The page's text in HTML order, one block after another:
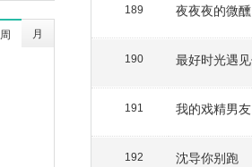
周 月
189 夜夜夜的微醺
190 最好时光遇
191 我的戏精男友
192 沈导你别跑